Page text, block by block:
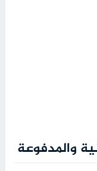
والمدفوعة